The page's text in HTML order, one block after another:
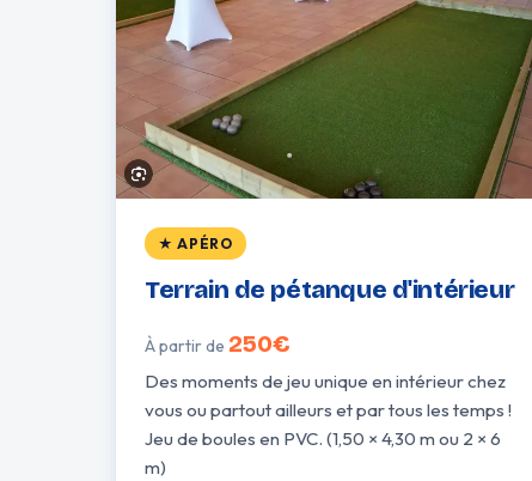
★ APÉRO
Terrain de pétanque d'intérieur
À partir de 250€
Des moments de jeu unique en intérieur chez
vous ou partout ailleurs et par tous les temps !
Jeu de boules en PVC. (1,50 × 4,30 m ou 2 × 6
m)